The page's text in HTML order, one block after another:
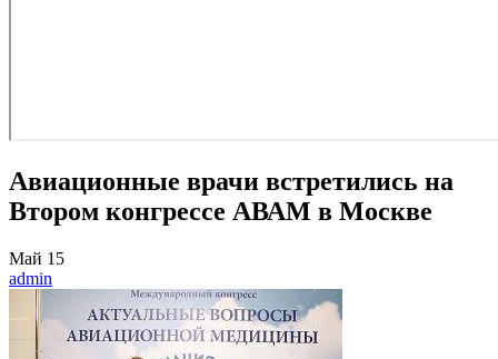
Авиационные врачи встретились на
Втором конгрессе АВАМ в Москве
Май 15
admin